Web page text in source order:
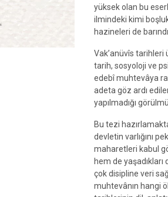
yüksek olan bu
ilmindeki kimi
hazineleri de
Vak’anüvîs tarihleri
tarih, sosyoloji ve
edebî muhtevâya
adeta göz ardı
yapılmadığı
Bu tezi
devletin varlığını
maharetleri kabul
hem de
çok disipline veri
muhtevânın hangi